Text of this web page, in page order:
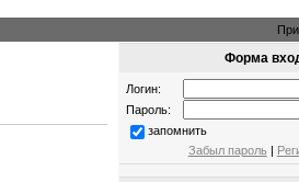
Форма
Логин:
Пароль:
запомнить
Забыл пароль